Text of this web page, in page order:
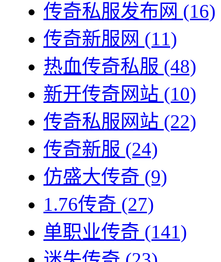
传奇私服发布网 (16)
传奇新服网 (11)
热血传奇私服 (48)
新开传奇网站 (10)
传奇私服网站 (22)
传奇新服 (24)
仿盛大传奇 (9)
1.76传奇 (27)
单职业传奇 (141)